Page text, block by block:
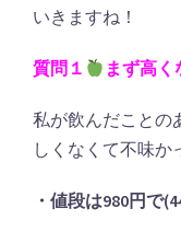
いきますね！
質問１ まず高く
私が飲んだことの
しくなくて不味か
・値段は980円で